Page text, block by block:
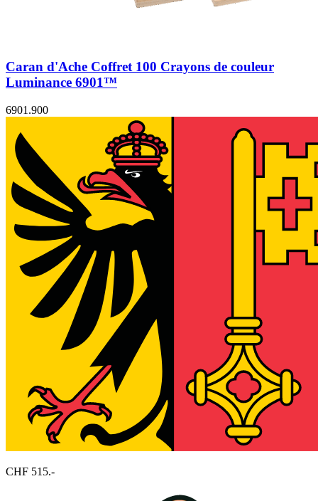
Caran d'Ache Coffret 100 Crayons de couleur
Luminance 6901™
6901.900
CHF 515.-